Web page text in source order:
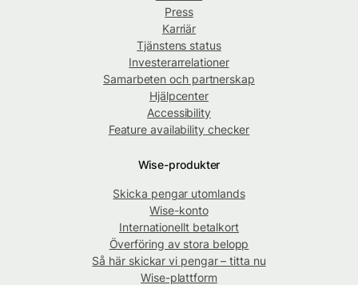
Press
Karriär
Tjänstens status
Investerarrelationer
Samarbeten och partnerskap
Hjälpcenter
Accessibility
Feature availability checker
Wise-produkter
Skicka pengar utomlands
Wise-konto
Internationellt betalkort
Överföring av stora belopp
Så här skickar vi pengar – titta nu
Wise-plattform